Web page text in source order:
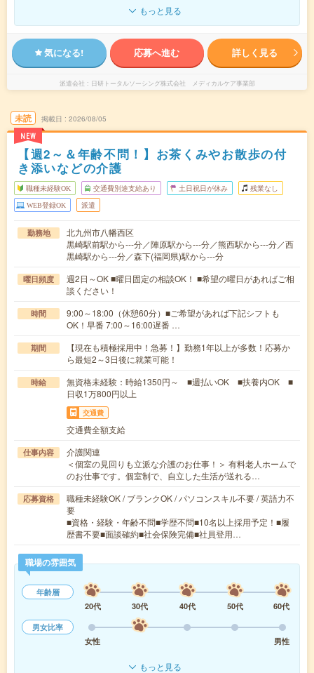
もっと見る
気になる! 応募へ進む 詳しく見る
派遣会社 日研トータルソーシング株式会社 メディカルケア事業部
未読
NEW
掲載日 2026/08/05
【週2～＆年齢不問！】お茶くみやお散歩の付
き添いなどの介護
職種未経験OK 交通費別途支給あり 土日祝日が休み 残業なし
WEB登録OK 派遣
勤務地
北九州市八幡西区
黒崎駅前駅から---分／陣原駅から---分／熊西駅から---分／西
黒崎駅から---分／森下(福岡県)駅から---分
曜日頻度
週2日～OK ■曜日固定の相談OK！ ■希望の曜日があればご相
談ください！
時間
9:00～18:00（休憩60分）■ご希望があれば下記シフトも
OK！早番 7:00～16:00遅番 …
期間
【現在も積極採用中！急募！】勤務1年以上が多数！応募か
ら最短2～3日後に就業可能！
時給
無資格未経験：時給1350円～ ■週払いOK ■扶養内OK ■
日収1万800円以上
交通費
交通費全額支給
仕事内容
介護関連
＜個室の見回りも立派な介護のお仕事！＞ 有料老人ホームで
のお仕事です。個室制で、自立した生活が送れる…
応募資格
職種未経験OK / ブランクOK / パソコンスキル不要 / 英語力不
要
■資格・経験・年齢不問■学歴不問■10名以上採用予定！■履
歴書不要■面談確約■社会保険完備■社員登用…
職場の雰囲気
年齢層
20代
30代 40代 50代
60代
男女比率
女性
男性
もっと見る